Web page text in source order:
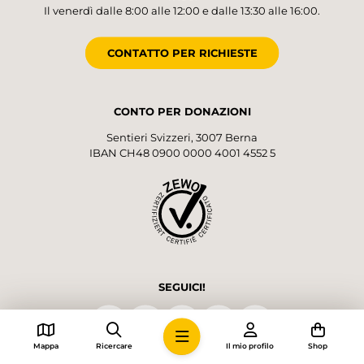
Il venerdì dalle 8:00 alle 12:00 e dalle 13:30 alle 16:00.
CONTATTO PER RICHIESTE
CONTO PER DONAZIONI
Sentieri Svizzeri, 3007 Berna
IBAN CH48 0900 0000 4001 4552 5
SEGUICI!
Mappa Ricercare Il mio profilo Shop